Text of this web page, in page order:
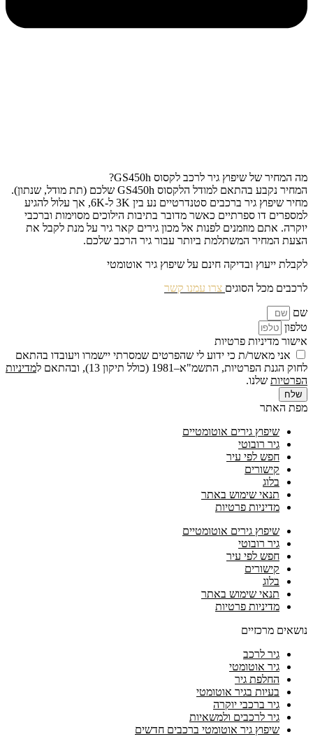
מה המחיר של שיפוץ גיר לרכב לקסוס GS450h?
המחיר נקבע בהתאם למודל הלקסוס GS450h שלכם (תת מודל, שנתון).
מחיר שיפוץ גיר ברכבים סטנדרטיים נע בין 3K ל-6K, אך עלול להגיע
למספרים דו ספרתיים כאשר מדובר בתיבות הילוכים מסוימות וברכבי
יוקרה. אתם מוזמנים לפנות אל מכון גירים קאר גיר על מנת לקבל את
הצעת המחיר המשתלמת ביותר עבור גיר הרכב שלכם.
לקבלת ייעוץ ובדיקה חינם על שיפוץ גיר אוטומטי
לרכבים מכל הסוגים צרו עמנו קשר
שם
טלפון
אישור מדיניות פרטיות
אני מאשר/ת כי ידוע לי שהפרטים שמסרתי יישמרו ויעובדו בהתאם
לחוק הגנת הפרטיות, התשמ"א–1981 (כולל תיקון 13), ובהתאם ל
מדיניות
הפרטיות שלנו.
שלח
מפת האתר
שיפוץ גירים אוטומטיים
גיר רובוטי
חפש לפי עיר
קישורים
בלוג
תנאי שימוש באתר
מדיניות פרטיות
שיפוץ גירים אוטומטיים
גיר רובוטי
חפש לפי עיר
קישורים
בלוג
תנאי שימוש באתר
מדיניות פרטיות
נושאים מרכזיים
גיר לרכב
גיר אוטומטי
החלפת גיר
בעיות בגיר אוטומטי
גיר ברכבי יוקרה
גיר לרכבים ולמשאיות
שיפוץ גיר אוטומטי ברכבים חדשים